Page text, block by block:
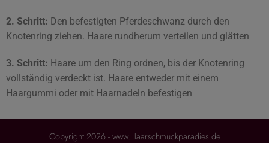
2. Schritt: Den befestigten Pferdeschwanz durch den
Knotenring ziehen. Haare rundherum verteilen und glätten
3. Schritt: Haare um den Ring ordnen, bis der Knotenring
vollständig verdeckt ist. Haare entweder mit einem
Haargummi oder mit Haarnadeln befestigen
Copyright 2026 - www.Haarschmuckparadies.de